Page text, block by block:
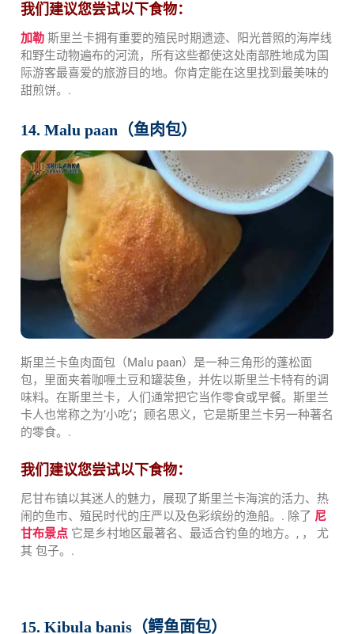
我们建议您尝试以下食物：
加勒 斯里兰卡拥有重要的殖民时期遗迹、阳光普照的海岸线
和野生动物遍布的河流，所有这些都使这处南部胜地成为国
际游客最喜爱的旅游目的地。你肯定能在这里找到最美味的
甜煎饼。 .
14. Malu paan（鱼肉包）
斯里兰卡鱼肉面包（Malu paan）是一种三角形的蓬松面
包，里面夹着咖喱土豆和罐装鱼，并佐以斯里兰卡特有的调
味料。在斯里兰卡，人们通常把它当作零食或早餐。斯里兰
卡人也常称之为’小吃‘；顾名思义，它是斯里兰卡另一种著名
的零食。.
我们建议您尝试以下食物：
尼甘布镇以其迷人的魅力，展现了斯里兰卡海滨的活力、热
闹的鱼市、殖民时代的庄严以及色彩缤纷的渔船。. 除了 尼
甘布景点 它是乡村地区最著名、最适合钓鱼的地方。 , ， 尤
其 包子。.
15. Kibula banis（鳄鱼面包）